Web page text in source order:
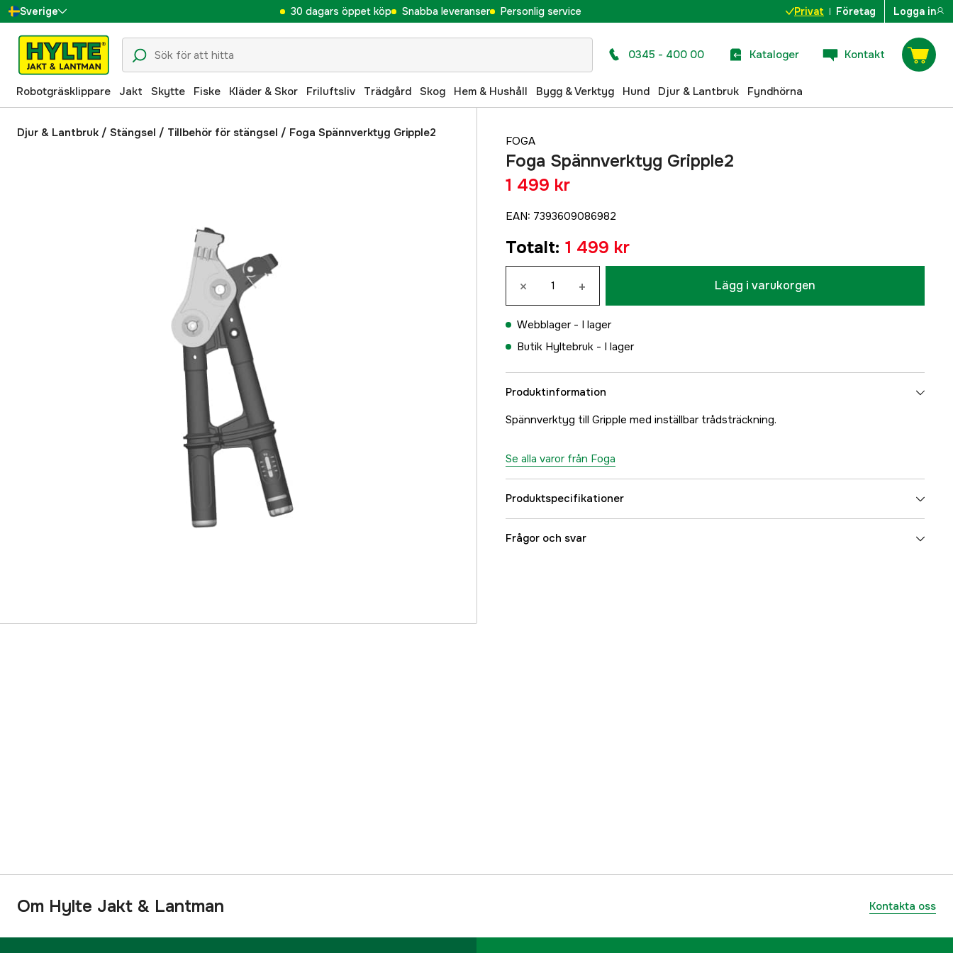
Sverige
Danmark
Suomi
Norge
Deutschland
30 dagars öppet köp Snabba leveranser Personlig service Privat Företag Logga in
0345 - 400 00 Kataloger Kontakt
Robotgräsklippare Jakt Skytte Fiske Kläder & Skor Friluftsliv Trädgård Skog Hem & Hushåll Bygg & Verktyg Hund Djur & Lantbruk Fyndhörna
Djur & Lantbruk / Stängsel / Tillbehör för stängsel / Foga Spännverktyg Gripple2
FOGA
Foga Spännverktyg Gripple2
1 499 kr
EAN: 7393609086982
Totalt: 1 499 kr
× + Lägg i varukorgen
Webblager - I lager
Butik Hyltebruk - I lager
Produktinformation
Spännverktyg till Gripple med inställbar trådsträckning.
Se alla varor från Foga
Produktspecifikationer
Hylte Kategorifilter - Djur & Lantbruk
Frågor och svar
Om Hylte Jakt & Lantman Kontakta oss